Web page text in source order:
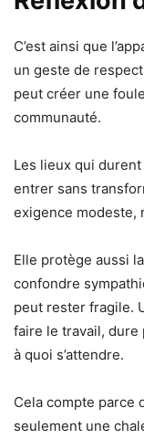
C’est ainsi que
un geste de
peut créer une
communauté.
Les lieux qui
entrer sans
exigence modeste,
Elle protège aussi
confondre
peut rester fragile.
faire le travail, dure
à quoi s’attendre.
Cela compte parce
seulement une